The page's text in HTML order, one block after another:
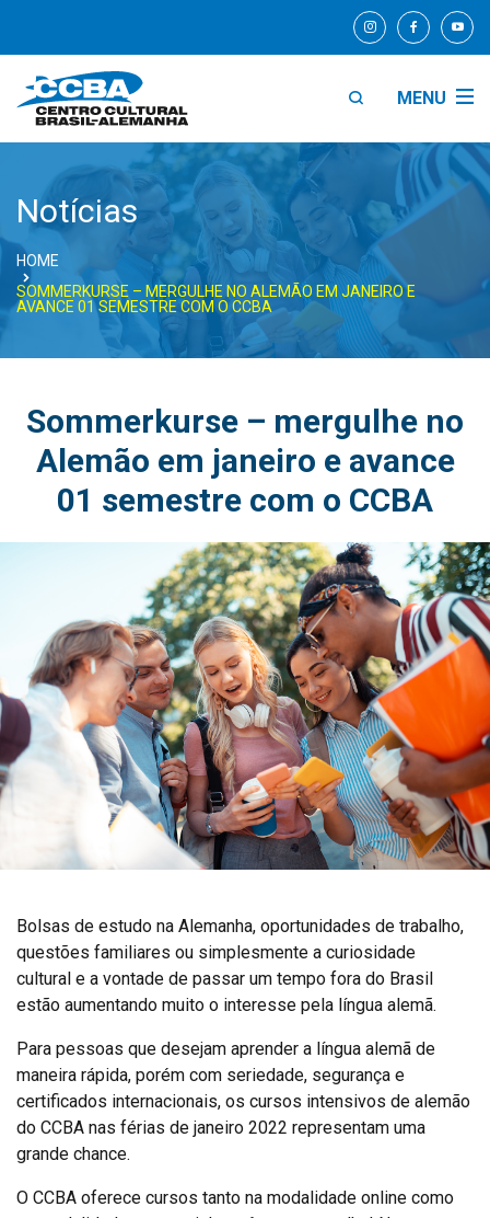
MENU
Notícias
HOME
SOMMERKURSE – MERGULHE NO ALEMÃO EM JANEIRO E
AVANCE 01 SEMESTRE COM O CCBA
Sommerkurse – mergulhe no
Alemão em janeiro e avance
01 semestre com o CCBA
Bolsas de estudo na Alemanha, oportunidades de trabalho,
questões familiares ou simplesmente a curiosidade
cultural e a vontade de passar um tempo fora do Brasil
estão aumentando muito o interesse pela língua alemã.
Para pessoas que desejam aprender a língua alemã de
maneira rápida, porém com seriedade, segurança e
certificados internacionais, os cursos intensivos de alemão
do CCBA nas férias de janeiro 2022 representam uma
grande chance.
O CCBA oferece cursos tanto na modalidade online como